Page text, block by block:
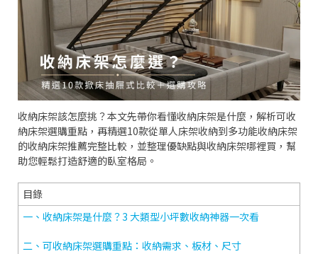
收納床架該怎麼挑？本文先帶你看懂收納床架是什麼，解析可收
納床架選購重點，再精選10款從單人床架收納到多功能收納床架
的收納床架推薦完整比較，並整理優缺點與收納床架哪裡買，幫
助您輕鬆打造舒適的臥室格局。
目錄
一、收納床架是什麼？3 大類型小坪數收納神器一次看
二、可收納床架選購重點：收納需求、板材、尺寸